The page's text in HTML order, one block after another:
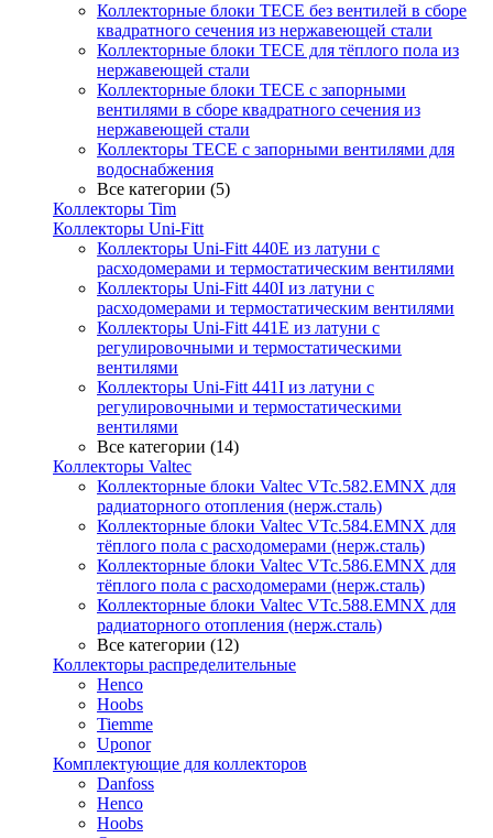
Коллекторные блоки TECE без вентилей в сборе
квадратного сечения из нержавеющей стали
Коллекторные блоки TECE для тёплого пола из
нержавеющей стали
Коллекторные блоки TECE с запорными
вентилями в сборе квадратного сечения из
нержавеющей стали
Коллекторы TECE с запорными вентилями для
водоснабжения
Все категории (5)
Коллекторы Tim
Коллекторы Uni-Fitt
Коллекторы Uni-Fitt 440E из латуни с
расходомерами и термостатическим вентилями
Коллекторы Uni-Fitt 440I из латуни с
расходомерами и термостатическим вентилями
Коллекторы Uni-Fitt 441E из латуни с
регулировочными и термостатическими
вентилями
Коллекторы Uni-Fitt 441I из латуни с
регулировочными и термостатическими
вентилями
Все категории (14)
Коллекторы Valtec
Коллекторные блоки Valtec VTc.582.EMNX для
радиаторного отопления (нерж.сталь)
Коллекторные блоки Valtec VTc.584.EMNX для
тёплого пола с расходомерами (нерж.сталь)
Коллекторные блоки Valtec VTc.586.EMNX для
тёплого пола с расходомерами (нерж.сталь)
Коллекторные блоки Valtec VTc.588.EMNX для
радиаторного отопления (нерж.сталь)
Все категории (12)
Коллекторы распределительные
Henco
Hoobs
Tiemme
Uponor
Комплектующие для коллекторов
Danfoss
Henco
Hoobs